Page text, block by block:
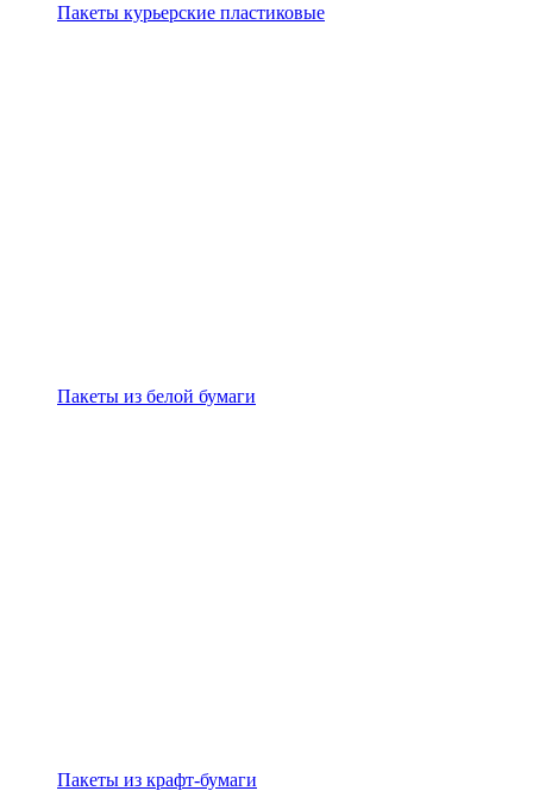
Пакеты курьерские пластиковые
Пакеты из белой бумаги
Пакеты из крафт-бумаги